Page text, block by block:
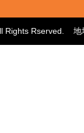
Rights Rserved.